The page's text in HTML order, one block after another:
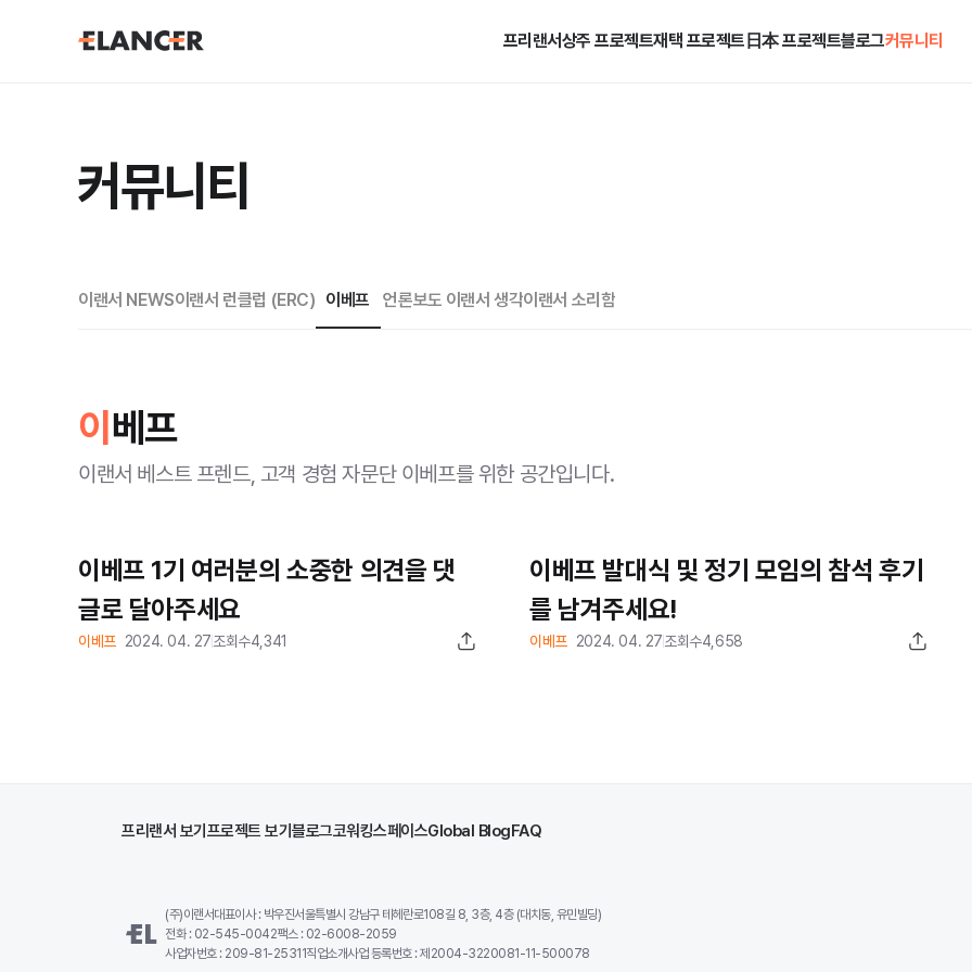
프리랜서상주 프로젝트재택 프로젝트 日本 프로젝트블로그커뮤니티
커뮤니티
이랜서 NEWS이랜서 런클럽 (ERC) 이베프 언론보도 이랜서 생각이랜서 소리함
이 베프
이랜서 베스트 프렌드, 고객 경험 자문단 이베프를 위한 공간입니다.
이베프 1기 여러분의 소중한 의견을 댓
글로 달아주세요
이베프 2024. 04. 27조회수4,341
이베프 발대식 및 정기 모임의 참석 후기
를 남겨주세요!
이베프 2024. 04. 27조회수4,658
프리랜서 보기 프로젝트 보기 블로그코워킹스페이스Global BlogFAQ
(주)이랜서대표이사 : 박우진서울특별시 강남구 테헤란로108길 8, 3층, 4층 (대치동, 유민빌딩)
전화 : 02-545-0042팩스 : 02-6008-2059
사업자번호 : 209-81-25311직업소개사업 등록번호 : 제2004-3220081-11-500078